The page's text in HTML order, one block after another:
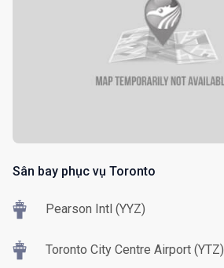
Sân bay phục vụ Toronto
Pearson Intl (YYZ)
Toronto City Centre Airport (YTZ)